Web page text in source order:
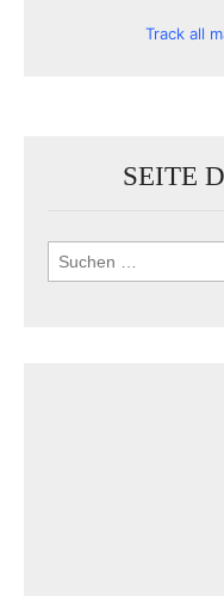
Track all
SEITE
Suchen
nach: